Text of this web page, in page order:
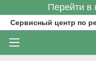
Перейти в
Сервисный центр по